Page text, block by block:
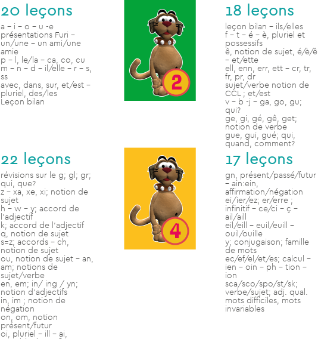
20 leçons
a – i – o – u -e
présentations Furi –
un/une – un ami/une
amie
p – l, le/la – ca, co, cu
m – n – d – il/elle – r – s,
ss
avec, dans, sur, et/est –
pluriel, des/les
Leçon bilan
18 leçons
leçon bilan – ils/elles
f – t – é – è, pluriel et
possessifs
ê, notion de sujet, é/è/ê
– et/ette
ell, enn, err, ett – cr, tr,
fr, pr, dr
sujet/verbe notion de
CCL ; et/est
v – b -j – ga, go, gu;
qui?
ge, gi, gé, gê, get;
notion de verbe
gue, gui, gué; qui,
quand, comment?
22 leçons
révisions sur le g; gl; gr;
qui, que?
z – xa, xe, xi; notion de
sujet
h – w – y; accord de
l’adjectif
k; accord de l’adjectif
q, notion de sujet
s=z; accords – ch,
notion de sujet
ou, notion de sujet – an,
am; notions de
sujet/verbe
en, em; in/ ing / yn;
notion d’adjectifs
in, im ; notion de
négation
on, om, notion
présent/futur
oi, pluriel – ill – ai,
17 leçons
gn, présent/passé/futur
– ain:ein,
affirmation/négation
ei/ier/ez; er/erre ;
infinitif – ce/ci – ç –
ail/aill
eil/eill – euil/euill –
ouil/ouille
y; conjugaison; famille
de mots
ec/ef/el/et/es; calcul –
ien – oin – ph – tion –
ion
sca/sco/spo/st/sk;
verbe/sujet; adj. qual.
mots difficiles, mots
invariables